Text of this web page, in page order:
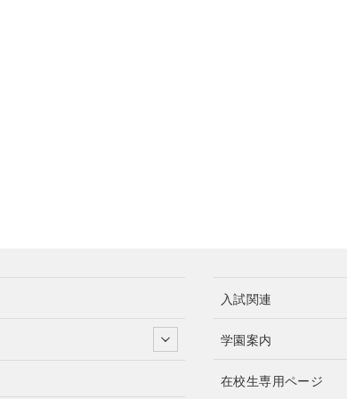
入試関連
学園案内
在校生専用ページ